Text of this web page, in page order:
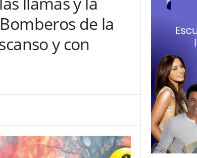
de la
y con